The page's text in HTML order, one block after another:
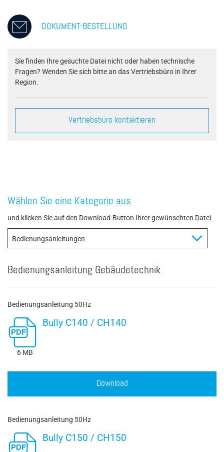
DOKUMENT-BESTELLUNG
Sie finden Ihre gesuchte Datei nicht oder haben technische
Fragen? Wenden Sie sich bitte an das Vertriebsbüro in Ihrer
Region.
Vertriebsbüro kontaktieren
Wählen Sie eine Kategorie aus
und klicken Sie auf den Download-Button Ihrer gewünschten Datei
Bedienungsanleitung Gebäudetechnik
Bedienungsanleitung 50Hz
6 MB
Bully C140 / CH140
Download
Bedienungsanleitung 50Hz
Bully C150 / CH150